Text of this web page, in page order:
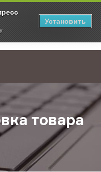
Установить
Retail.ru: Упаковка товара при
товара